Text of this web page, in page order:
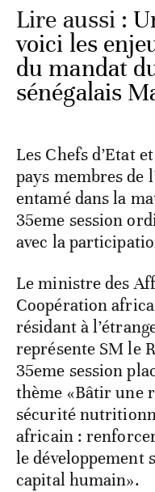
Lire aussi :
voici les
du mandat
sénégalais
Les Chefs d’Etat
pays membres de
entamé dans la
35eme session
avec la
Le ministre des
Coopération
résidant à
représente SM le
35eme session
thème «Bâtir une
sécurité
africain :
le développement
capital humain».